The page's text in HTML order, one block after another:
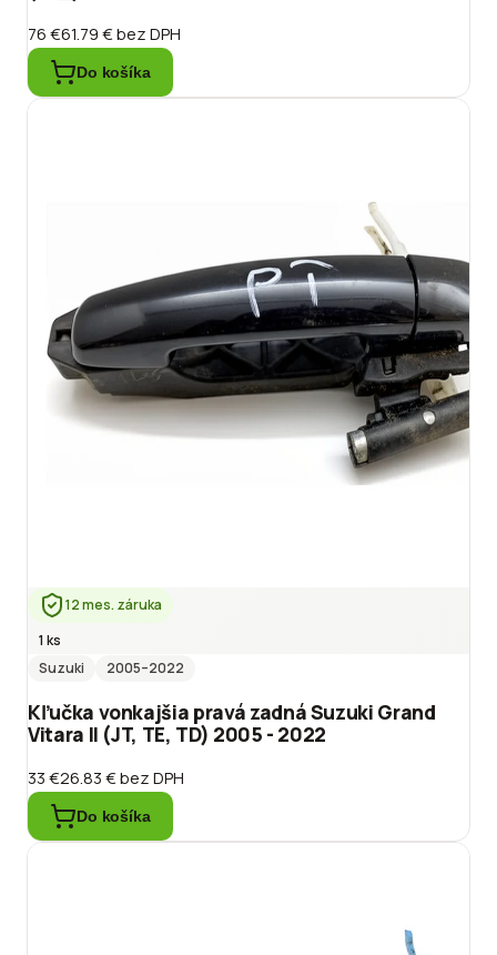
76 €61.79 €bez DPH
Do košíka
12 mes. záruka
1 ks
Suzuki
2005–2022
Kľučka vonkajšia pravá zadná Suzuki Grand
Vitara II (JT, TE, TD) 2005 - 2022
33 €26.83 €bez DPH
Do košíka